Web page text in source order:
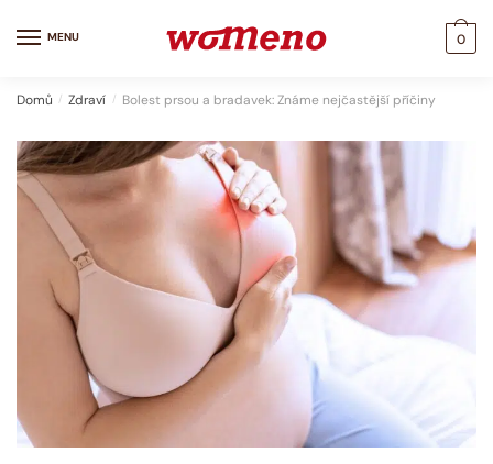
MENU 0
Domů / Zdraví / Bolest prsou a bradavek: Známe nejčastější příčiny